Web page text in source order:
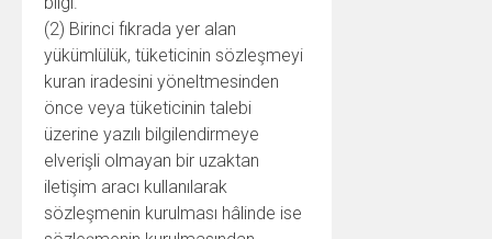
(2) Birinci fıkrada yer alan
yükümlülük, tüketicinin sözleşmeyi
kuran iradesini yöneltmesinden
önce veya tüketicinin talebi
üzerine yazılı bilgilendirmeye
elverişli olmayan bir uzaktan
iletişim aracı kullanılarak
sözleşmenin kurulması hâlinde ise